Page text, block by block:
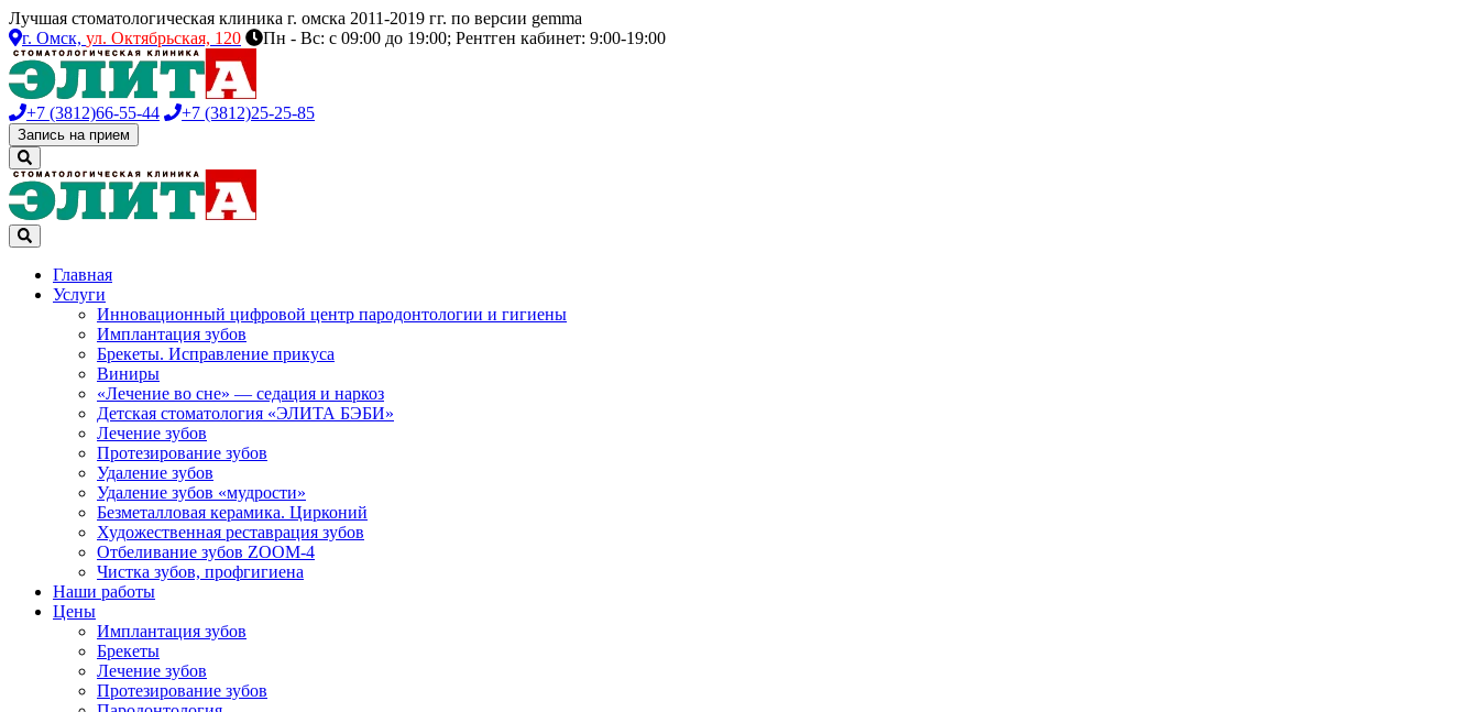
Лучшая стоматологическая клиника г. омска 2011-2019 гг. по версии gemma
г. Омск, ул. Октябрьская, 120 Пн - Вс: с 09:00 до 19:00; Рентген кабинет: 9:00-19:00
+7 (3812)66-55-44 +7 (3812)25-25-85
Запись на прием
Главная
Услуги
Инновационный цифровой центр пародонтологии и гигиены
Имплантация зубов
Брекеты. Исправление прикуса
Виниры
«Лечение во сне» — седация и наркоз
Детская стоматология «ЭЛИТА БЭБИ»
Лечение зубов
Протезирование зубов
Удаление зубов
Удаление зубов «мудрости»
Безметалловая керамика. Цирконий
Художественная реставрация зубов
Отбеливание зубов ZOOM-4
Чистка зубов, профгигиена
Наши работы
Цены
Имплантация зубов
Брекеты
Лечение зубов
Протезирование зубов